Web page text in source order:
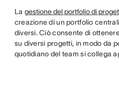
La gestione del portfolio di
creazione di un portfolio
diversi. Ciò consente di
su diversi progetti, in modo da
quotidiano del team si collega